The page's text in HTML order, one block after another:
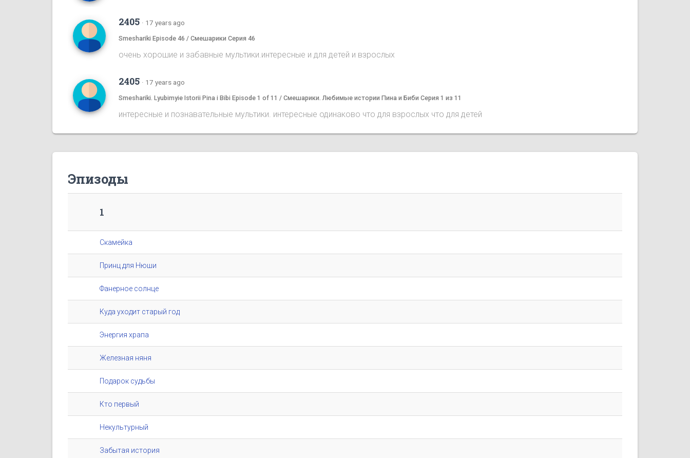
2405 · 17 years ago
Smeshariki Episode 46 / Смешарики Серия 46
очень хорошие и забавные мультики.интересные и для детей и взрослых
2405 · 17 years ago
Smeshariki. Lyubimyie Istorii Pina i Bibi Episode 1 of 11 / Смешарики. Любимые истории Пина и Биби Серия 1 из 11
интересные и познавательные мультики. интересные одинаково что для взрослых что для детей
Эпизоды
1
Скамейка
Принц для Нюши
Фанерное солнце
Куда уходит старый год
Энергия храпа
Железная няня
Подарок судьбы
Кто первый
Некультурный
Забытая история